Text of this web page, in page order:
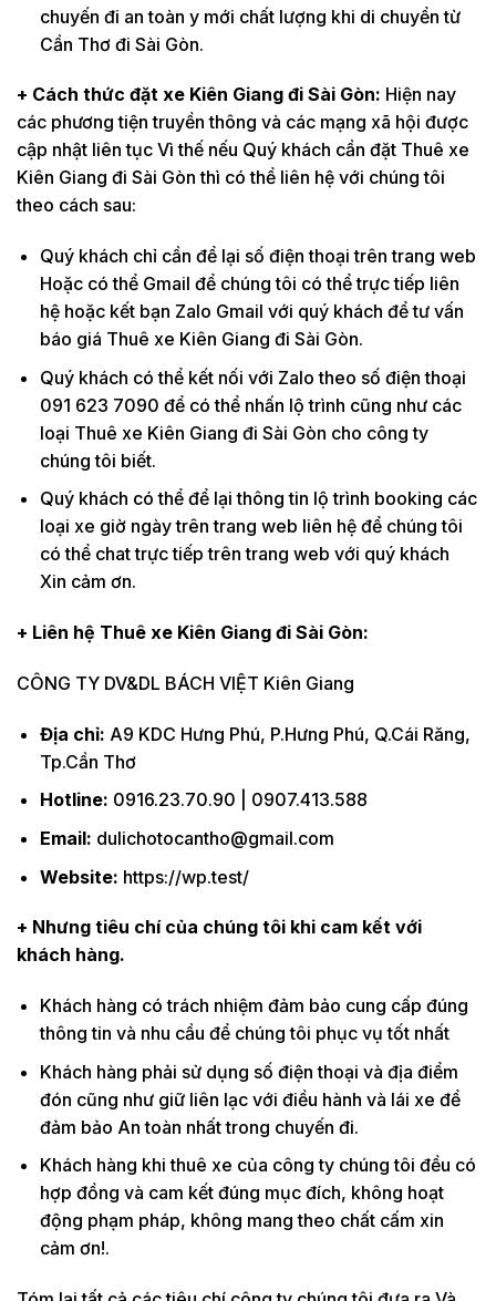
chuyến đi an toàn y mới chất lượng khi di chuyển từ
Cần Thơ đi Sài Gòn.
+ Cách thức đặt xe Kiên Giang đi Sài Gòn: Hiện nay
các phương tiện truyền thông và các mạng xã hội được
cập nhật liên tục Vì thế nếu Quý khách cần đặt Thuê xe
Kiên Giang đi Sài Gòn thì có thể liên hệ với chúng tôi
theo cách sau:
Quý khách chỉ cần để lại số điện thoại trên trang web
Hoặc có thể Gmail để chúng tôi có thể trực tiếp liên
hệ hoặc kết bạn Zalo Gmail với quý khách để tư vấn
báo giá Thuê xe Kiên Giang đi Sài Gòn.
Quý khách có thể kết nối với Zalo theo số điện thoại
091 623 7090 để có thể nhấn lộ trình cũng như các
loại Thuê xe Kiên Giang đi Sài Gòn cho công ty
chúng tôi biết.
Quý khách có thể để lại thông tin lộ trình booking các
loại xe giờ ngày trên trang web liên hệ để chúng tôi
có thể chat trực tiếp trên trang web với quý khách
Xin cảm ơn.
+ Liên hệ Thuê xe Kiên Giang đi Sài Gòn:
CÔNG TY DV&DL BÁCH VIỆT Kiên Giang
Địa chỉ: A9 KDC Hưng Phú, P.Hưng Phú, Q.Cái Răng,
Tp.Cần Thơ
Hotline: 0916.23.70.90 | 0907.413.588
Email: dulichotocantho@gmail.com
Website: https://wp.test/
+ Nhưng tiêu chí của chúng tôi khi cam kết với
khách hàng.
Khách hàng có trách nhiệm đảm bảo cung cấp đúng
thông tin và nhu cầu để chúng tôi phục vụ tốt nhất
Khách hàng phải sử dụng số điện thoại và địa điểm
đón cũng như giữ liên lạc với điều hành và lái xe để
đảm bảo An toàn nhất trong chuyến đi.
Khách hàng khi thuê xe của công ty chúng tôi đều có
hợp đồng và cam kết đúng mục đích, không hoạt
động phạm pháp, không mang theo chất cấm xin
cảm ơn!.